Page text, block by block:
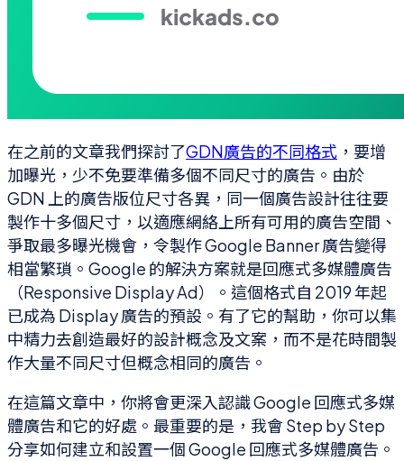
在之前的文章我們探討了GDN廣告的不同格式 ，要增
加曝光，少不免要準備多個不同尺寸的廣告。由於
GDN 上的廣告版位尺寸各異，同一個廣告設計往往要
製作十多個尺寸，以適應網絡上所有可用的廣告空間、
爭取最多曝光機會，令製作 Google Banner 廣告變得
相當繁瑣。Google 的解決方案就是回應式多媒體廣告
（Responsive Display Ad）。這個格式自 2019 年起
已成為 Display 廣告的預設。有了它的幫助，你可以集
中精力去創造最好的設計概念及文案，而不是花時間製
作大量不同尺寸但概念相同的廣告。
在這篇文章中，你將會更深入認識 Google 回應式多媒
體廣告和它的好處。最重要的是，我會 Step by Step
分享如何建立和設置一個 Google 回應式多媒體廣告。